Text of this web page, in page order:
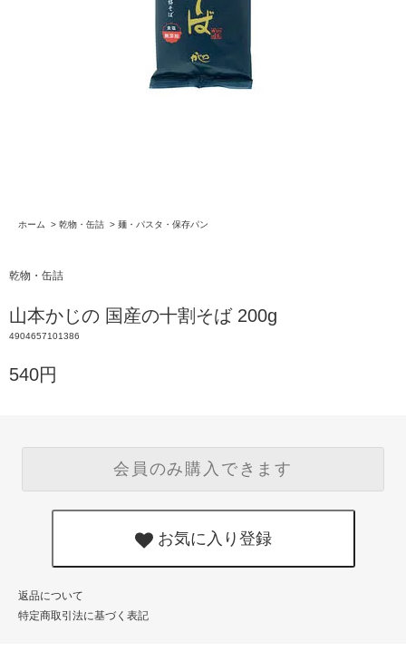
ホーム > 乾物・缶詰 > 麺・パスタ・保存パン
乾物・缶詰
山本かじの 国産の十割そば 200g
4904657101386
540円
会員のみ購入できます
お気に入り登録
返品について
特定商取引法に基づく表記